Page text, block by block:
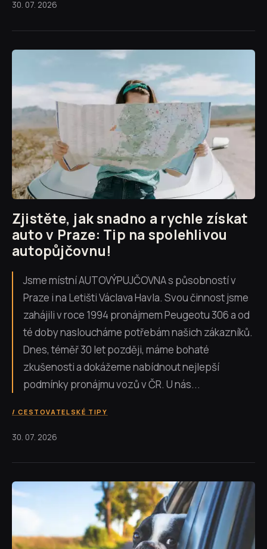
30. 07. 2026
Zjistěte, jak snadno a rychle získat
auto v Praze: Tip na spolehlivou
autopůjčovnu!
Jsme místní AUTOVÝPUJČOVNA s působností v
Praze i na Letišti Václava Havla. Svou činnost jsme
zahájili v roce 1994 pronájmem Peugeotu 306 a od
té doby nasloucháme potřebám našich zákazníků.
Dnes, téměř 30 let později, máme bohaté
zkušenosti a dokážeme nabídnout nejlepší
podmínky pronájmu vozů v ČR. U nás...
CESTOVATELSKÉ TIPY
30. 07. 2026